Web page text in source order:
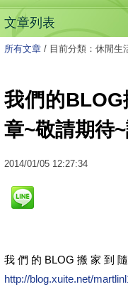
文章列表
所有文章 / 目前分類：休閒生
我們的
章~敬請期待
2014/01/05 12:27:34
我們的BLOG搬家到
http://blog.xuite.net/